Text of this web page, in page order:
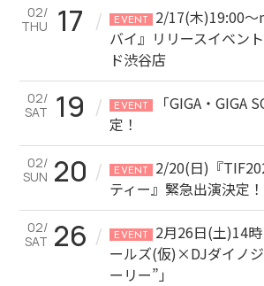
02/
THU
17 / EVENT
2/17(木)19:00
バイ』リリースイベン
ド渋谷店
02/
SAT 19 / EVENT
「GIGA・GIGA
定！
02/
SUN 20 / EVENT
2/20(日)『
ティー』緊急出演決定！
02/
SAT 26 / EVENT
2月26日(土)14
ールズ(仮)×DJダイノ
ーリー”」